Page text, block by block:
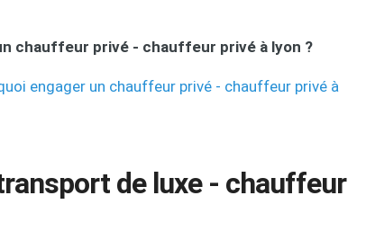
chauffeur privé - chauffeur privé à lyon ?
engager un chauffeur privé - chauffeur privé à
de luxe - chauffeur